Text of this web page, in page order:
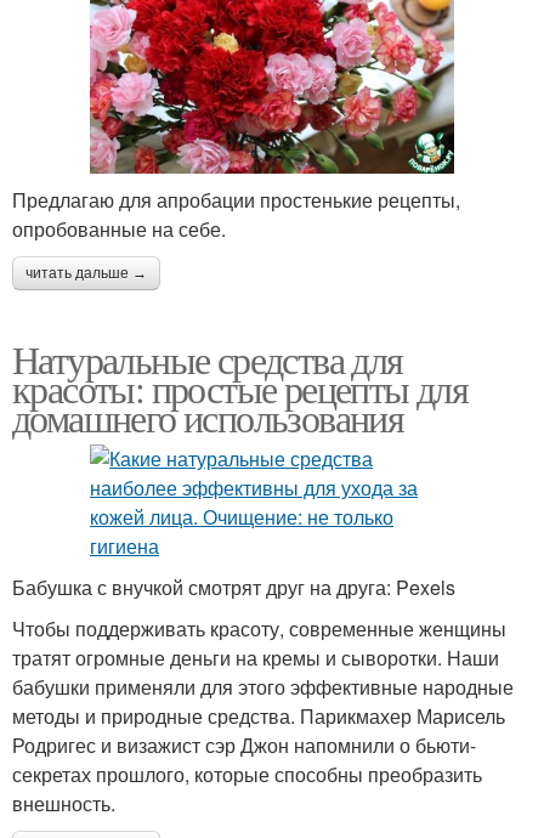
Предлагаю для апробации простенькие рецепты,
опробованные на себе.
читать дальше →
Натуральные средства для
красоты: простые рецепты для
домашнего использования
Бабушка с внучкой смотрят друг на друга: Pexels
Чтобы поддерживать красоту, современные женщины
тратят огромные деньги на кремы и сыворотки. Наши
бабушки применяли для этого эффективные народные
методы и природные средства. Парикмахер Марисель
Родригес и визажист сэр Джон напомнили о бьюти-
секретах прошлого, которые способны преобразить
внешность.